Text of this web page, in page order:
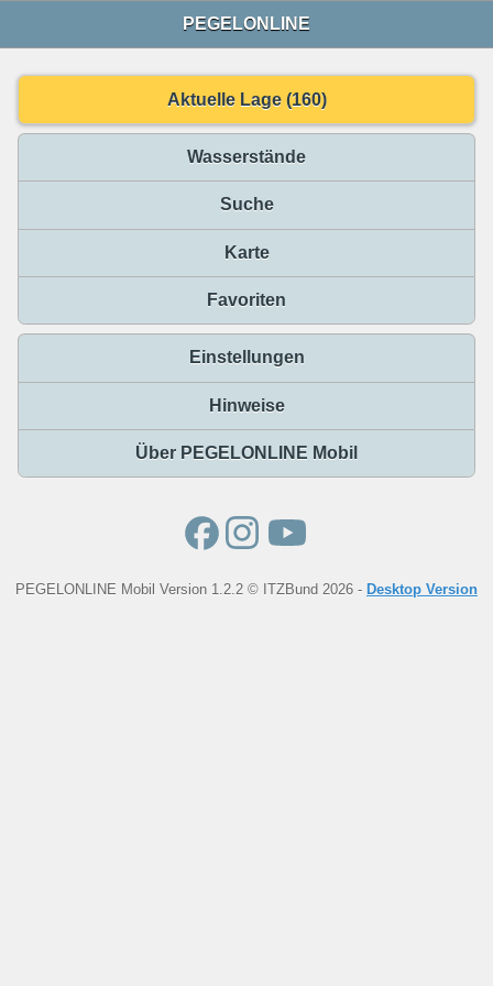
PEGELONLINE
Aktuelle Lage (160)
Wasserstände
Suche
Karte
Favoriten
Einstellungen
Hinweise
Über PEGELONLINE Mobil
PEGELONLINE Mobil Version 1.2.2 © ITZBund 2026 - Desktop Version